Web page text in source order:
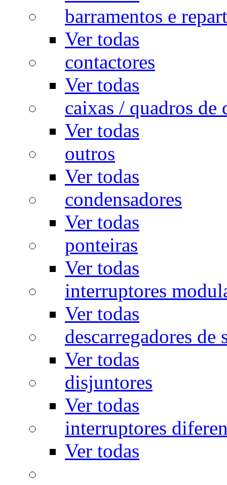
barramentos e
Ver todas
contactores
Ver todas
caixas / quadros de
Ver todas
outros
Ver todas
condensadores
Ver todas
ponteiras
Ver todas
interruptores
Ver todas
descarregadores de
Ver todas
disjuntores
Ver todas
interruptores
Ver todas